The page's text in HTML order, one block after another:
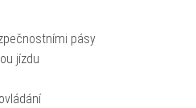
pásy
jízdu